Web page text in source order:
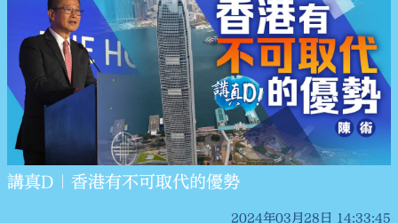
講真D｜香港有不可取代的優勢
2024年03月28日 14:33:45